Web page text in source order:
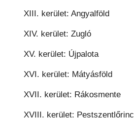
XIII. kerület: Angyalföld
XIV. kerület: Zugló
XV. kerület: Újpalota
XVI. kerület: Mátyásföld
XVII. kerület: Rákosmente
XVIII. kerület: Pestszentlőrinc